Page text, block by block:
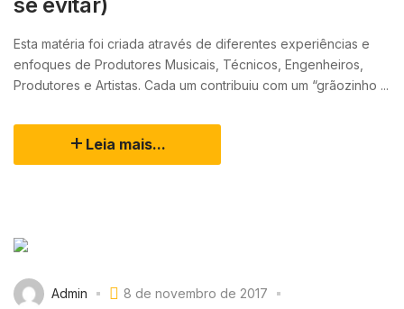
Esta matéria foi criada através de diferentes experiências e
enfoques de Produtores Musicais, Técnicos, Engenheiros,
Produtores e Artistas. Cada um contribuiu com um “grãozinho ...
Leia mais...
Admin
8 de novembro de 2017